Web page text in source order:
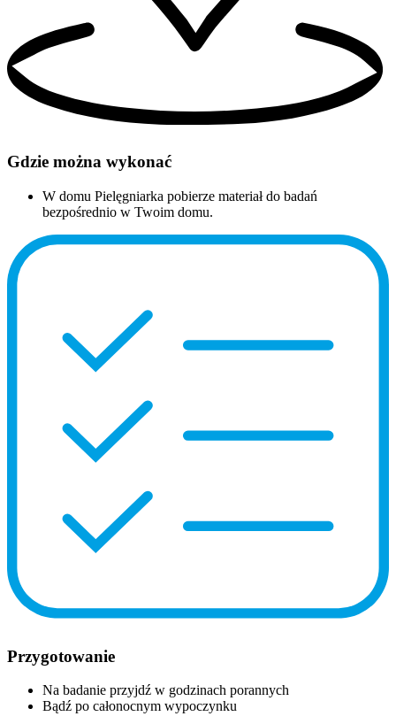
Gdzie można wykonać
W domu Pielęgniarka pobierze materiał do badań
bezpośrednio w Twoim domu.
Przygotowanie
Na badanie przyjdź w godzinach porannych
Bądź po całonocnym wypoczynku